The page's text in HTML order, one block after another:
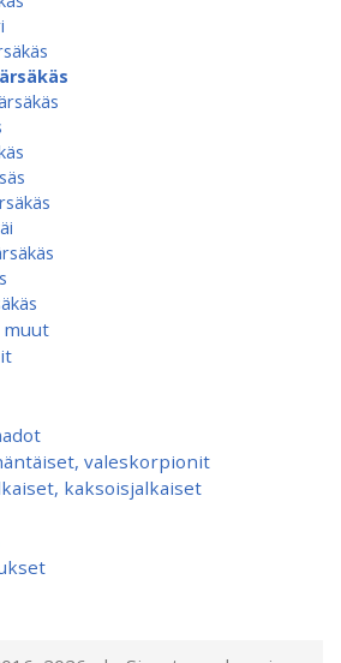
muut
valeskorpionit
kaksoisjalkaiset